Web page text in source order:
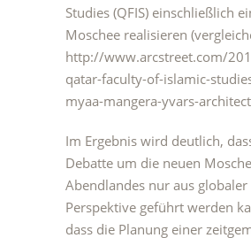
Studies (QFIS) einschließlich
Moschee realisieren
http://www.arcstreet.com/
qatar-faculty-of-islamic-
myaa-mangera-yvars-
Im Ergebnis wird deutlich,
Debatte um die neuen
Abendlandes nur aus globaler
Perspektive geführt werden
dass die Planung einer